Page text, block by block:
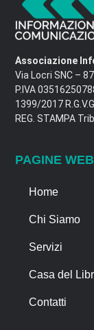
Associazione
Via Locri SNC –
P.IVA
1399/2017
REG. STAMPA
PAGINE WEB
Home
Chi Siamo
Servizi
Casa del
Contatti